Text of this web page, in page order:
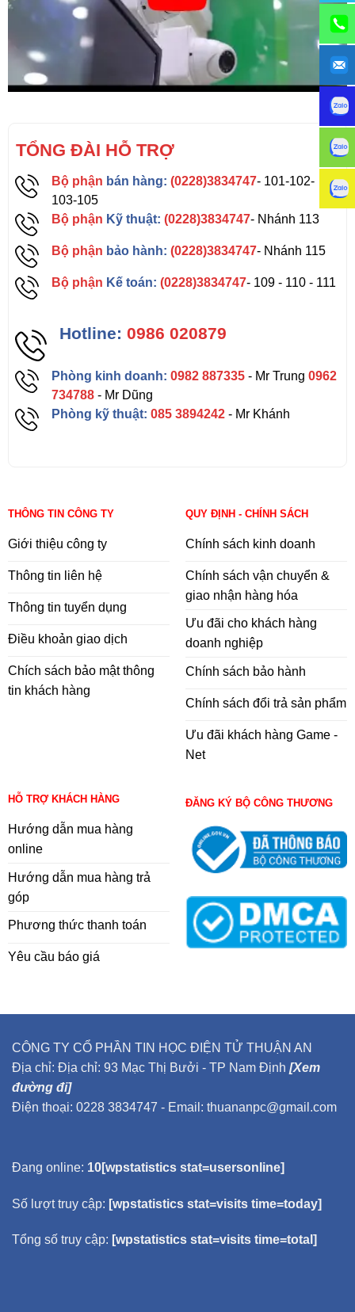
TỔNG ĐÀI HỖ TRỢ
Bộ phận bán hàng: (0228)3834747- 101-102-
103-105
Bộ phận Kỹ thuật: (0228)3834747- Nhánh 113
Bộ phận bảo hành: (0228)3834747- Nhánh 115
Bộ phận Kế toán: (0228)3834747- 109 - 110 - 111
Hotline: 0986 020879
Phòng kinh doanh: 0982 887335 - Mr Trung0962
734788 - Mr Dũng
Phòng kỹ thuật:085 3894242 - Mr Khánh
THÔNG TIN CÔNG TY
Giới thiệu công ty
Thông tin liên hệ
Thông tin tuyển dụng
Điều khoản giao dịch
Chích sách bảo mật thông
tin khách hàng
QUY ĐỊNH - CHÍNH SÁCH
Chính sách kinh doanh
Chính sách vận chuyển &
giao nhận hàng hóa
Ưu đãi cho khách hàng
doanh nghiệp
Chính sách bảo hành
Chính sách đổi trả sản phẩm
Ưu đãi khách hàng Game -
Net
HỖ TRỢ KHÁCH HÀNG
Hướng dẫn mua hàng
online
Hướng dẫn mua hàng trả
góp
Phương thức thanh toán
Yêu cầu báo giá
ĐĂNG KÝ BỘ CÔNG THƯƠNG
CÔNG TY CỔ PHẦN TIN HỌC ĐIỆN TỬ THUẬN AN
Địa chỉ: Địa chỉ: 93 Mạc Thị Bưởi - TP Nam Định [Xem
đường đi]
Điện thoại: 0228 3834747 - Email: thuananpc@gmail.com
Đang online: 10[wpstatistics stat=usersonline]
Số lượt truy cập: [wpstatistics stat=visits time=today]
Tổng số truy cập: [wpstatistics stat=visits time=total]